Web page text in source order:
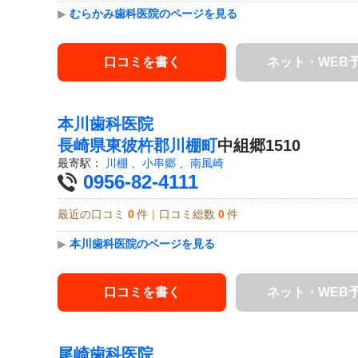
▶ むらかみ歯科医院のページを見る
口コミを書く ネット・WEB
本川歯科医院
長崎県東彼杵郡川棚町中組郷1510
最寄駅： 川棚 小串郷 南風崎
0956-82-4111
最近の口コミ 0 件｜口コミ総数 0 件
▶ 本川歯科医院のページを見る
口コミを書く ネット・WEB
尾崎歯科医院